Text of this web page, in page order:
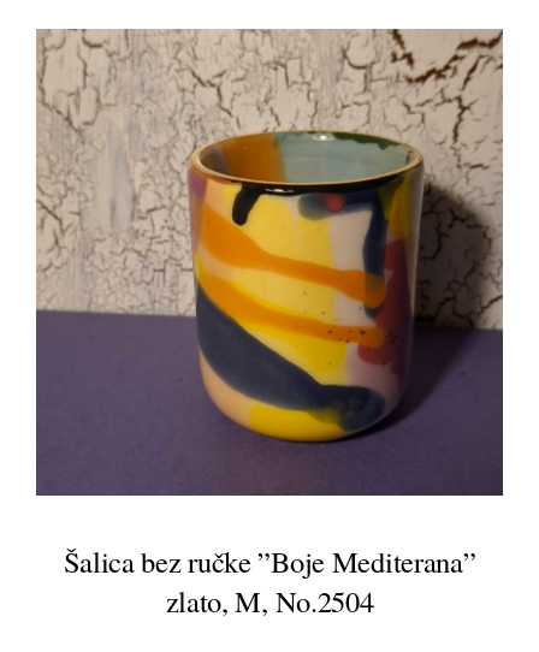
Šalica bez ručke ”Boje Mediterana”
zlato, M, No.2504